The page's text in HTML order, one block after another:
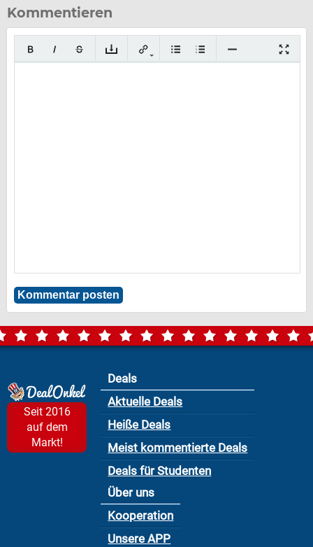
Kommentieren
Seit 2016
auf dem
Markt!
Deals
Aktuelle Deals
Heiße Deals
Meist kommentierte Deals
Deals für Studenten
Über uns
Kooperation
Unsere APP